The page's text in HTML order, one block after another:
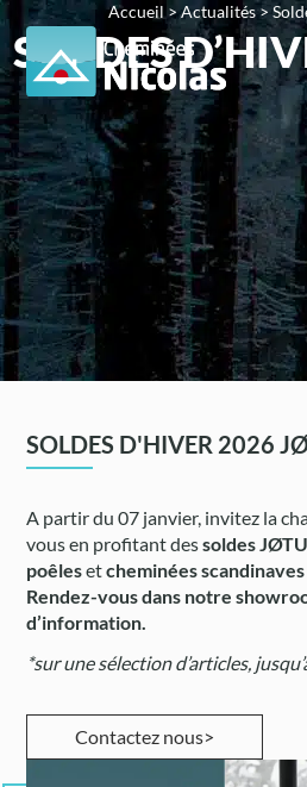
Accueil >Actualités>
SOLDES
SOLDES D'HIVER 2026
A partir du 07 janvier, invitez la
vous en profitant dessoldes
poêlesetcheminées scandinaves
Rendez-vous dans notre
d’information.
*sur une sélection d’articles,
Contactez nous